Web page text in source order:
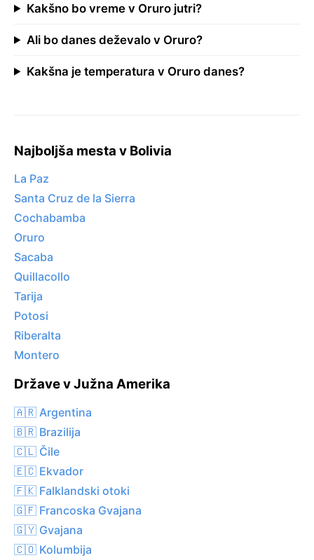
Kakšno bo vreme v Oruro jutri?
Ali bo danes deževalo v Oruro?
Kakšna je temperatura v Oruro danes?
Najboljša mesta v Bolivia
La Paz
Santa Cruz de la Sierra
Cochabamba
Oruro
Sacaba
Quillacollo
Tarija
Potosi
Riberalta
Montero
Države v Južna Amerika
🇦🇷 Argentina
🇧🇷 Brazilija
🇨🇱 Čile
🇪🇨 Ekvador
🇫🇰 Falklandski otoki
🇬🇫 Francoska Gvajana
🇬🇾 Gvajana
🇨🇴 Kolumbija